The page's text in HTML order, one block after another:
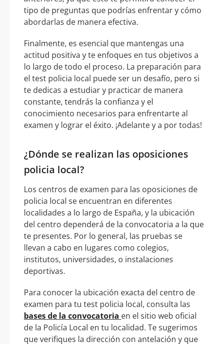
tipo de preguntas que podrías enfrentar y cómo
abordarlas de manera efectiva.
Finalmente, es esencial que mantengas una
actitud positiva y te enfoques en tus objetivos a
lo largo de todo el proceso. La preparación para
el test policia local puede ser un desafío, pero si
te dedicas a estudiar y practicar de manera
constante, tendrás la confianza y el
conocimiento necesarios para enfrentarte al
examen y lograr el éxito. ¡Adelante y a por todas!
¿Dónde se realizan las oposiciones
policia local?
Los centros de examen para las oposiciones de
policia local se encuentran en diferentes
localidades a lo largo de España, y la ubicación
del centro dependerá de la convocatoria a la que
te presentes. Por lo general, las pruebas se
llevan a cabo en lugares como colegios,
institutos, universidades, o instalaciones
deportivas.
Para conocer la ubicación exacta del centro de
examen para tu test policia local, consulta las
bases de la convocatoria en el sitio web oficial
de la Policía Local en tu localidad. Te sugerimos
que verifiques la dirección con antelación y que